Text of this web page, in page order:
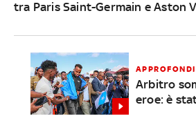
tra Paris Saint-Germain e Aston
Arbitro
eroe: è